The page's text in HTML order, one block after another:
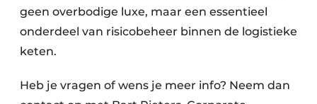
geen overbodige luxe, maar een essentieel
onderdeel van risicobeheer binnen de logistieke
keten.
Heb je vragen of wens je meer info? Neem dan